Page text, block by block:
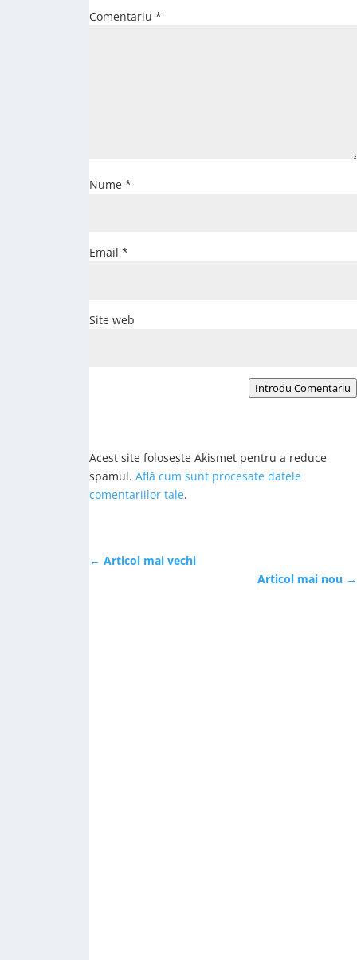
Comentariu *
Nume *
Email *
Site web
Introdu Comentariu
Acest site folosește Akismet pentru a reduce
spamul. Află cum sunt procesate datele
comentariilor tale.
← Articol mai vechi
Articol mai nou →